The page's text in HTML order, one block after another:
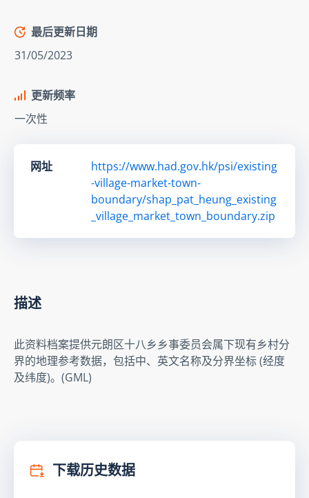
最后更新日期
31/05/2023
更新频率
一次性
网址
https://www.had.gov.hk/psi/existing
-village-market-town-
boundary/shap_pat_heung_existing
_village_market_town_boundary.zip
描述
此资料档案提供元朗区十八乡乡事委员会属下现有乡村分
界的地理参考数据，包括中、英文名称及分界坐标 (经度
及纬度)。(GML)
下载历史数据